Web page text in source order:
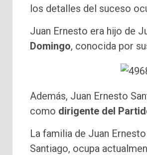
los detalles del suceso
Juan Ernesto era hijo de
Domingo, conocida por
Además, Juan Ernesto
como dirigente del
La familia de Juan
Santiago, ocupa